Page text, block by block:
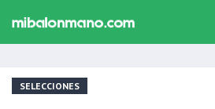
SELECCIONES